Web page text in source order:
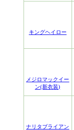
キングヘイロー
メジロマックイー
ン(新衣装)
ナリタブライアン